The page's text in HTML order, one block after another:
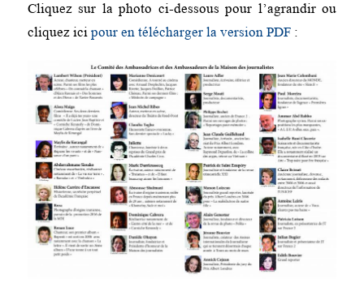
Cliquez sur la photo ci-dessous pour l’agrandir ou
cliquez ici pour en télécharger la version PDF: